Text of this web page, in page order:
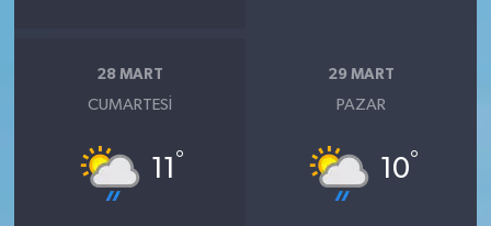
28 MART
CUMARTESI
11 °
29 MART
PAZAR
10°